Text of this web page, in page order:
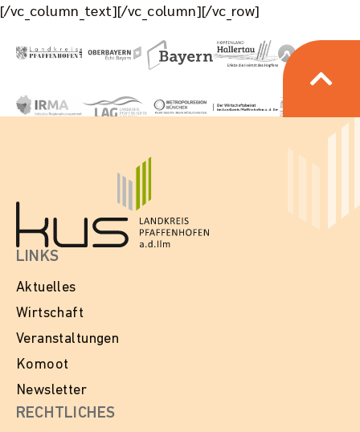
[/vc_column_text][/vc_column][/vc_row]
LINKS
Aktuelles
Wirtschaft
Veranstaltungen
Komoot
Newsletter
RECHTLICHES